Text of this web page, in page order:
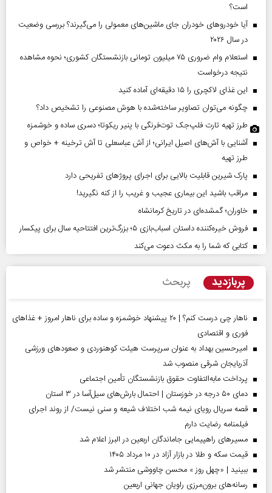
است؟
آیا خودروهای خودران جای ماشین‌های معمولی را می‌گیرند؟ بررسی وضعیت
در سال ۲۰۲۶
استعلام وام ضروری ۷۵ میلیون تومانی بازنشستگان کشوری؛ نحوه مشاهده
نتیجه درخواست
این غذای لاکچری را ۱۵ دقیقه‌ای آماده کنید
چگونه می‌توان تصاویر ساخته‌شده با هوش مصنوعی را تشخیص داد؟
طرز تهیه تارت فلپ‌جک توت‌فرنگی با پنیر ریکوتا؛ دسری ساده و خوشمزه
آشنایی با آش‌های اصیل ایرانی؛ از آش عباسعلی تا آش ترخینه + خواص و
طرز تهیه
پارک شیرین قابلیت‌ بالایی برای اجرای پروژهای تفریحی دارد
مراقب باشید این بیماری عجیب و غریب را از کنه نگیرید!
خاوران؛ گمشده‌ای در تاریخ کرمانشاه
فروش خیره‌کننده داستان اسباب‌بازی ۵؛ بزرگ‌ترین افتتاحیه سال برای پیکسار
کتابی که شما را به مکث دعوت می‌کند
پربازدید پربحث
ناهار چی درست کنم؟ | ۲۰ پیشنهاد خوشمزه و ساده برای ناهار امروز + غذاهای
فوری و اقتصادی
امیرحسین بهداد به عنوان سرپرست هیئت کوهنوردی و صعودهای ورزشی
آذربایجان شرقی منصوب شد
پرداخت مابه‌التفاوت حقوق بازنشستگان تأمین اجتماعی
دمای ۵۰ درجه در خوزستان | احتمال بارش‌های سیل‌آسا در ۳ استان
قصه سریال رویای نیمه شب اختلاف شیعه و سنی نیست/ از روند اجرای
فیلمنامه رضایت دارم
مسیر‌های راهپیمایی جاماندگان اربعین در البرز اعلام شد
قیمت سکه و طلا در بازار آزاد در ۱۰ مرداد ۱۴۰۵
ببینید | «چهل روز » محسن چاووشی منتشر شد
رسانه‌های برون‌مرزی راویان جهانی اربعین